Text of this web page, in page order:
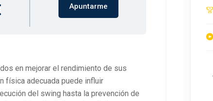
Apuntarme
en mejorar el rendimiento de sus
física adecuada puede influir
del swing hasta la prevención de